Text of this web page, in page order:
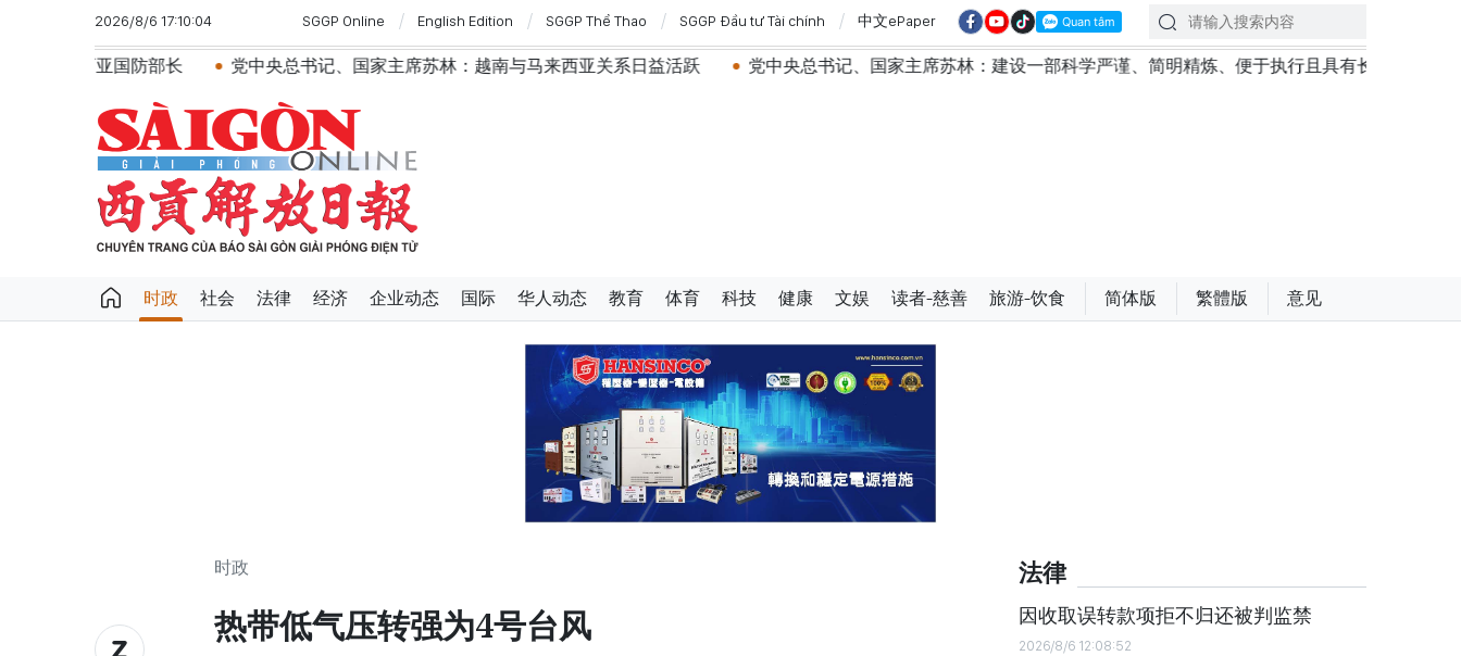
2026/8/6 17:10:04 SGGP Online English Edition SGGP Thể Thao SGGP Đầu tư Tài chính 中文ePaper
党中央总书记、国家主席苏林：越南与马来西亚关系日益活跃 党中央总书记、国家主席苏林：建设一部科学严谨、简明精炼、便于执行且具有长远生命力的党章
时政 社会 法律 经济 企业动态 国际 华人动态 教育 体育 科技 健康 文娱 读者-慈善 旅游-饮食 简体版 繁體版 意见
时政
热带低气压转强为4号台风
法律
因收取误转款项拒不归还被判监禁
2026/8/6 12:08:52